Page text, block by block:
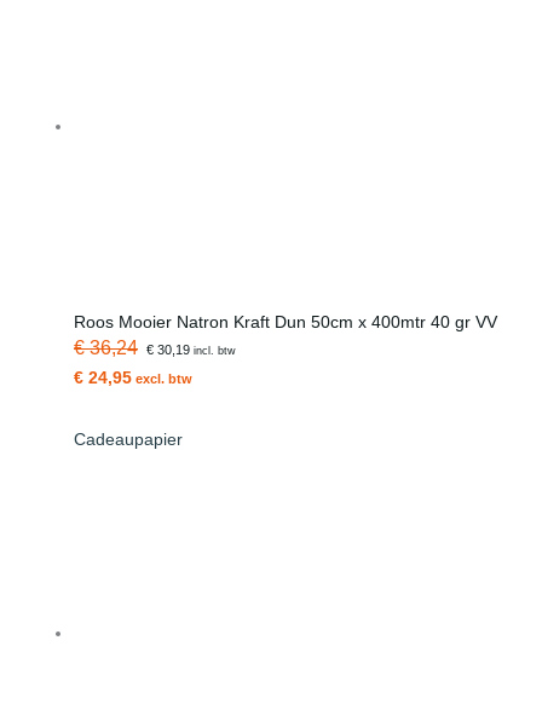
Roos Mooier Natron Kraft Dun 50cm x 400mtr 40 gr VV
€ 36,24 € 30,19incl. btw
€ 24,95 excl. btw
Cadeaupapier